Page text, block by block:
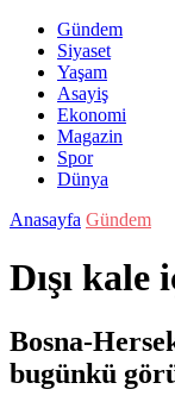
Gündem
Siyaset
Yaşam
Asayiş
Ekonomi
Magazin
Spor
Dünya
Anasayfa Gündem
Dışı kale
Bosna-
bugünkü